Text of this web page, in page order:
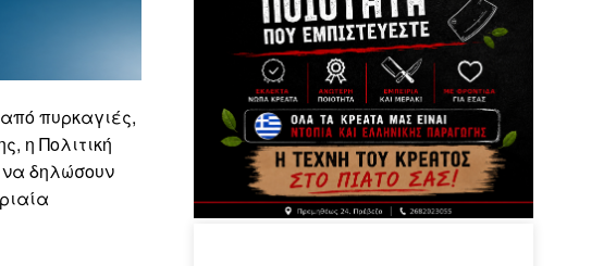
πυρκαγιές,
η Πολιτική
δηλώσουν